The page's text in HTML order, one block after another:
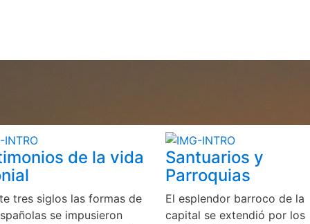
de la vida
tres siglos las formas de
se impusieron
Santuarios y
Parroquias
El esplendor barroco de la
capital se extendió por los